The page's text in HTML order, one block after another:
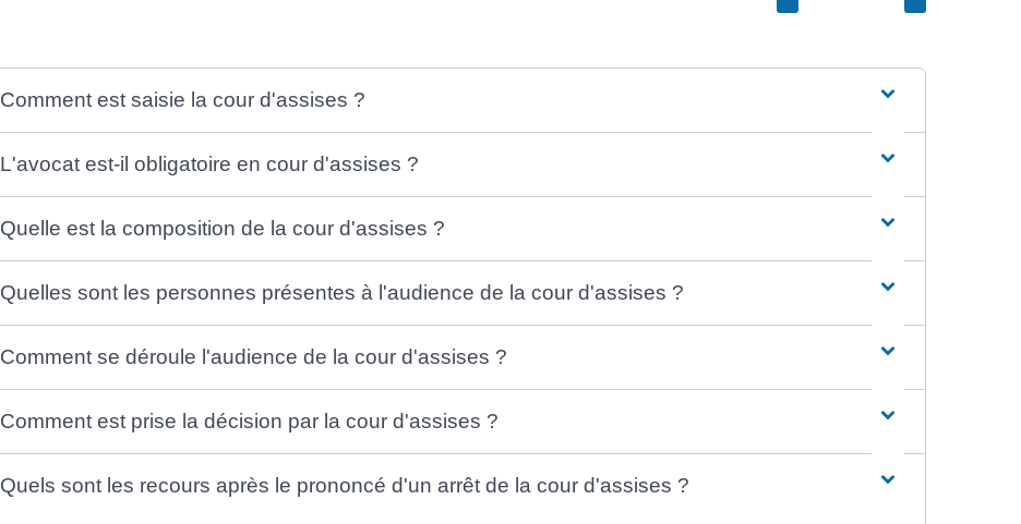
Comment est saisie la cour d'assises ?
L'avocat est-il obligatoire en cour d'assises ?
Quelle est la composition de la cour d'assises ?
Quelles sont les personnes présentes à l'audience de la cour d'assises ?
Comment se déroule l'audience de la cour d'assises ?
Comment est prise la décision par la cour d'assises ?
Quels sont les recours après le prononcé d'un arrêt de la cour d'assises ?